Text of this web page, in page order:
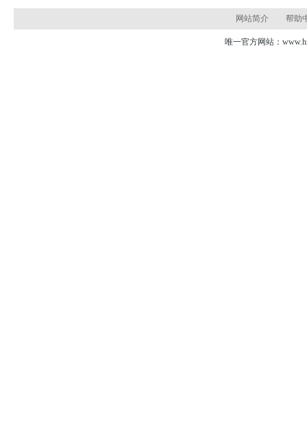
网站简介 帮助
唯一官方网站：